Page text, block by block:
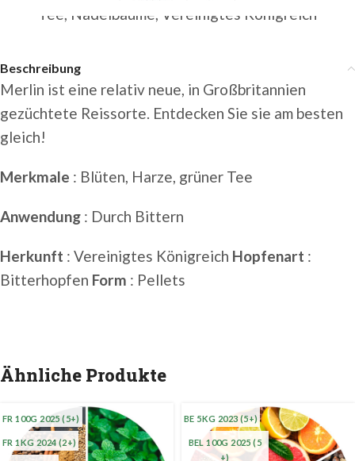
Tee, Nadelbäume, Vereinigtes Königreich
Beschreibung
Merlin ist eine relativ neue, in Großbritannien
gezüchtete Reissorte. Entdecken Sie sie am besten
gleich!
Merkmale : Blüten, Harze, grüner Tee
Anwendung : Durch Bittern
Herkunft : Vereinigtes Königreich Hopfenart :
Bitterhopfen Form : Pellets
Ähnliche Produkte
FR 100G 2025(5+)
FR 1KG 2024 (2+)
BE 5KG 2023 (5+)
BEL 100G 2025(5
+)